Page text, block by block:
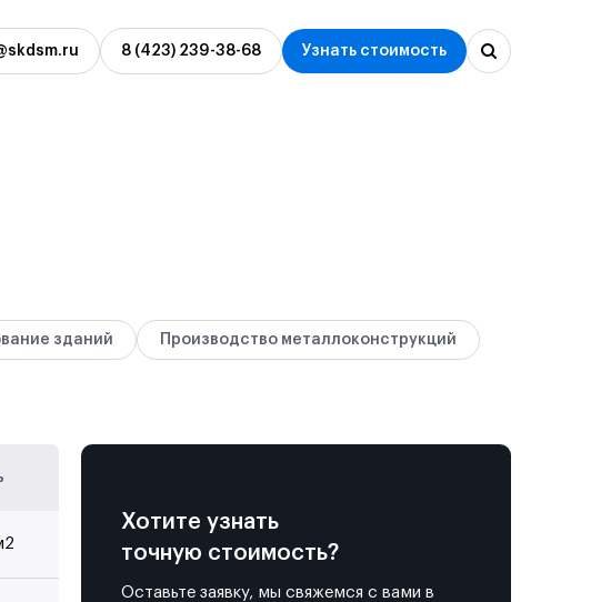
8 (423) 239-38-68 Узнать стоимость
зданий Производство металлоконструкций
Хотите узнать
точную стоимость?
Оставьте заявку, мы свяжемся с вами в